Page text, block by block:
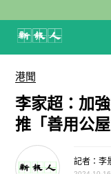
港聞
李家超：加
推「善用公
記者：李